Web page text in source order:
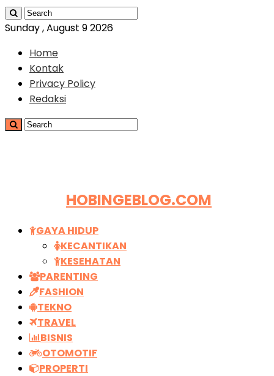
Sunday , August 9 2026
Home
Kontak
Privacy Policy
Redaksi
HOBINGEBLOG.COM
GAYA HIDUP
KECANTIKAN
KESEHATAN
PARENTING
FASHION
TEKNO
TRAVEL
BISNIS
OTOMOTIF
PROPERTI